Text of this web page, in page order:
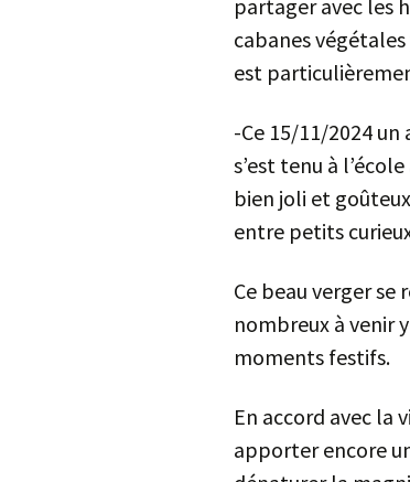
partager avec les
cabanes
est
-Ce 15/11/2024
s’est tenu à
bien joli et
entre petits
Ce beau verger
nombreux à venir
En accord avec la
apporter encore